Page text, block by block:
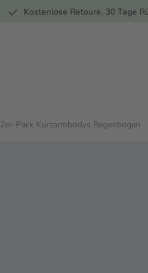
Kostenlose Retoure, 30 Tage
2er-Pack Kurzarmbodys Regenbogen